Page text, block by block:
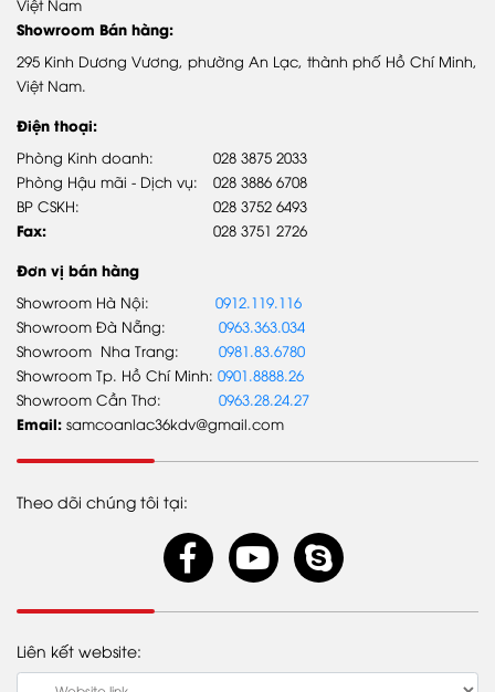
Phụ tùng chính hãng
Hệ thống trạm DVUQ SAMCO
Xe khách
TIN TỨC
Tin Tổng công ty
Tin Samco An Lạc
Theo dõi chúng tôi tại:
Liên kết website:
Việt Nam
Showroom Bán hàng:
295 Kinh Dương Vương, phường An Lạc, thành phố Hồ Chí Minh,
Việt Nam.
Điện thoại:
Phòng Kinh doanh:
Phòng Hậu mãi - Dịch vụ:
BP CSKH:
Fax:
028 3875 2033
028 3886 6708
028 3752 6493
028 3751 2726
Đơn vị bán hàng
Showroom Hà Nội: 0912.119.116
Showroom Đà Nẵng: 0963.363.034
Showroom Nha Trang: 0981.83.6780
Showroom Tp. Hồ Chí Minh: 0901.8888.26
Showroom Cần Thơ: 0963.28.24.27
Email: samcoanlac36kdv@gmail.com